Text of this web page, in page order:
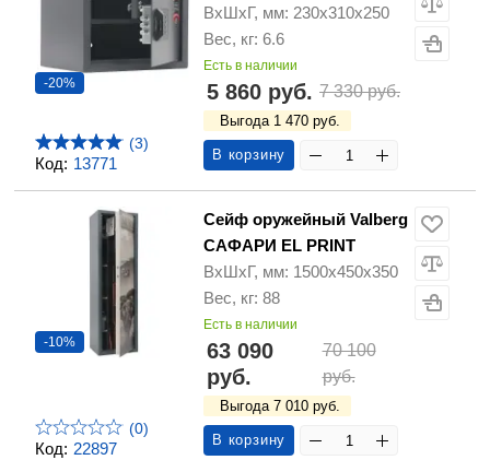
Код: 13771
-20%
(3)
ВхШхГ, мм: 230х310х250
Вес, кг: 6.6
Есть в наличии
5 860 руб. 7 330 руб.
Выгода 1 470 руб.
В корзину
Код: 22897
-10%
(0)
Сейф оружейный Valberg
САФАРИ EL PRINT
ВхШхГ, мм: 1500х450х350
Вес, кг: 88
Есть в наличии
63 090
руб.
70 100
руб.
Выгода 7 010 руб.
В корзину